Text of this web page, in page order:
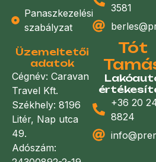
Panaszkezelési
szabályzat
Üzemeltetői
adatok
Cégnév: Caravan
Travel Kft.
Székhely: 8196
Litér, Nap utca
49.
Adószám:
3581
Tót
+36 20
8824